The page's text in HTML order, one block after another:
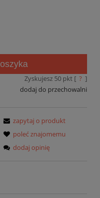
Zyskujesz 50pkt [ ? ]
dodaj do przechowalni
zapytaj o produkt
poleć znajomemu
dodaj opinię